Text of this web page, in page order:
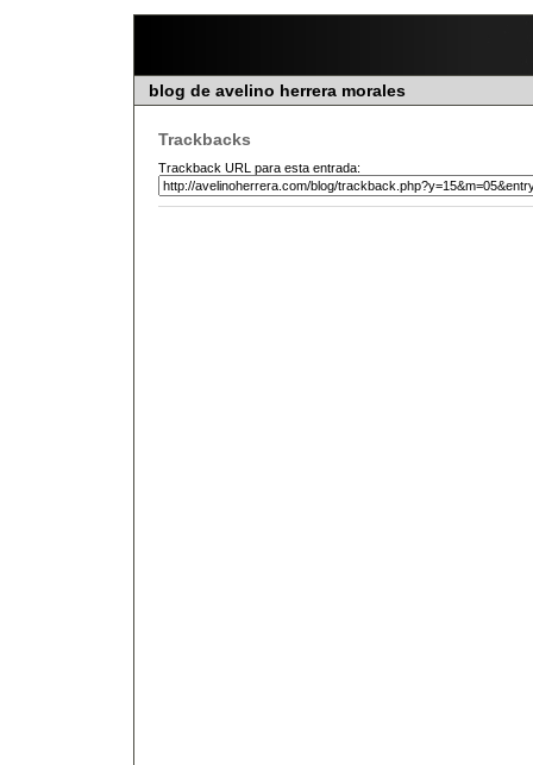
blog de avelino herrera morales
Trackbacks
Trackback URL para esta entrada: